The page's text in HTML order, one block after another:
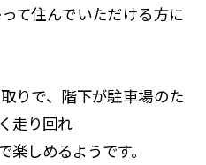
て住んでいただける方に
りで、階下が駐車場のた
走り回れ
しめるようです。